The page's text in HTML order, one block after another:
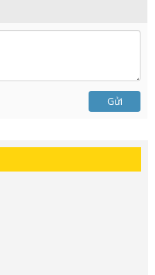
Gửi